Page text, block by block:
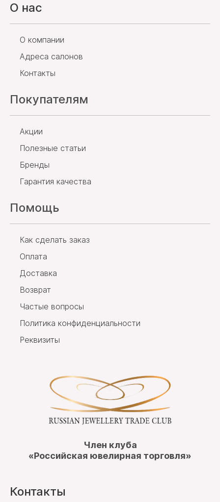
О нас
О компании
Адреса салонов
Контакты
Покупателям
Акции
Полезные статьи
Бренды
Гарантия качества
Помощь
Как сделать заказ
Оплата
Доставка
Возврат
Частые вопросы
Политика конфиденциальности
Реквизиты
Член клуба
«Российская ювелирная торговля»
Контакты